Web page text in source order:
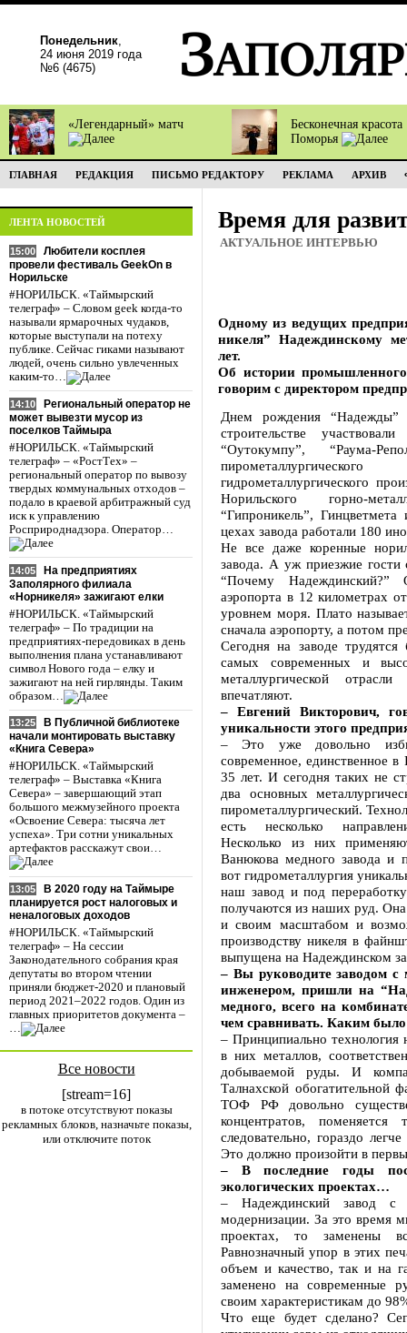
Понедельник,
24 июня 2019 года
№6 (4675)
«Легендарный» матч
Бесконечная красота
Поморья
ГЛАВНАЯ РЕДАКЦИЯ ПИСЬМО РЕДАКТОРУ РЕКЛАМА АРХИВ
ЛЕНТА НОВОСТЕЙ
15:00
Любители косплея
провели фестиваль GeekOn в
Норильске
#НОРИЛЬСК. «Таймырский
телеграф» – Словом geek когда-то
называли ярмарочных чудаков,
которые выступали на потеху
публике. Сейчас гиками называют
людей, очень сильно увлеченных
каким-то…
14:10
Региональный оператор не
может вывезти мусор из
поселков Таймыра
#НОРИЛЬСК. «Таймырский
телеграф» – «РостТех» –
региональный оператор по вывозу
твердых коммунальных отходов –
подало в краевой арбитражный суд
иск к управлению
Росприроднадзора. Оператор…
14:05
На предприятиях
Заполярного филиала
«Норникеля» зажигают елки
#НОРИЛЬСК. «Таймырский
телеграф» – По традиции на
предприятиях-передовиках в день
выполнения плана устанавливают
символ Нового года – елку и
зажигают на ней гирлянды. Таким
образом…
13:25
В Публичной библиотеке
начали монтировать выставку
«Книга Севера»
#НОРИЛЬСК. «Таймырский
телеграф» – Выставка «Книга
Севера» – завершающий этап
большого межмузейного проекта
«Освоение Севера: тысяча лет
успеха». Три сотни уникальных
артефактов расскажут свои…
13:05
В 2020 году на Таймыре
планируется рост налоговых и
неналоговых доходов
#НОРИЛЬСК. «Таймырский
телеграф» – На сессии
Законодательного собрания края
депутаты во втором чтении
приняли бюджет-2020 и плановый
период 2021–2022 годов. Один из
главных приоритетов документа –
…
Все новости
[stream=16]
в потоке отсутствуют показы
рекламных блоков, назначьте показы,
или отключите поток
Время для
АКТУАЛЬНОЕ ИНТЕРВЬЮ
Одному из ведущих
никеля” Надеждинскому
лет.
Об истории
говорим с директором
Днем рождения
строительстве
“Оутокумпу”, “Раума-
гидрометаллургического
Норильского горно-
“Гипроникель”,
цехах завода работали 180
Не все даже коренные
завода. А уж приезжие гости
“Почему
аэропорта в 12 километрах
уровнем моря. Плато
сначала аэропорту, а потом
Сегодня на заводе
самых современных и
металлургической
впечатляют.
– Евгений Викторович,
уникальности этого
– Это уже довольно
современное, единственное
35 лет. И сегодня таких не
два основных
пирометаллургический.
есть несколько
Несколько из них
Ванюкова медного завода и
вот гидрометаллургия
наш завод и под
получаются из наших руд.
и своим масштабом и
производству никеля в
выпущена на Надеждинском
– Вы руководите заводом с
инженером, пришли на
медного, всего на
чем сравнивать. Каким
– Принципиально
в них металлов,
добываемой руды. И
Талнахской обогатительной
ТОФ РФ довольно
концентратов, поменяется
следовательно, гораздо
Это должно произойти в
– В последние годы
экологических проектах…
– Надеждинский завод с
модернизации. За это время
проектах, то заменены
Равнозначный упор в этих
объем и качество, так и на
заменено на современные
своим характеристикам до
Что еще будет сделано?